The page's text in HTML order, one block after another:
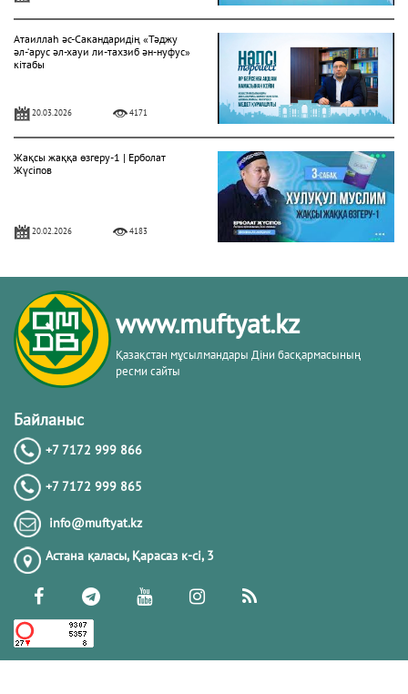
Атаиллаһ әс-Сакандаридің «Тәджу
әл-‘арус әл-хауи ли-тахзиб ән-нуфус»
кітабы
20.03.2026 4171
Жақсы жаққа өзгеру-1 | Ерболат
Жүсіпов
20.02.2026 4183
Жүрек сырлары 2-дәріс. Тәубе
тақырыбы. Әр-рисала әл-Қушайрия
кітабы негізінде
20.02.2026
20.02.2026
РАМАЗАН – РАХЫМ, КЕШІРІМ ЖӘНЕ
ТОЗАҚТАН ҚҰТЫЛУ АЙЫ
19.02.2026 7385
РАМАЗАН ҚАРСАҢЫНДАҒЫ
www.muftyat.kz
Қазақстан мұсылмандары Діни басқармасының
ресми сайты
Байланыс
+7 7172 999 866
+7 7172 999 865
info@muftyat.kz
Астана қаласы, Қарасаз к-сi, 3